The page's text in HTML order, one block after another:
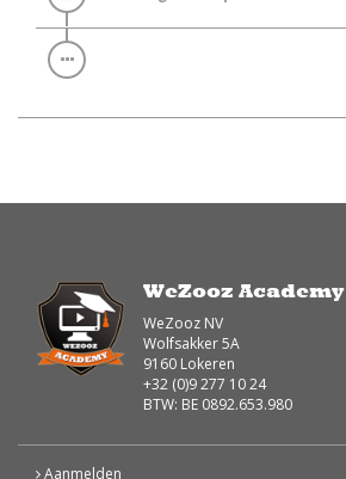
WeZooz Academy
WeZooz NV
Wolfsakker 5A
9160 Lokeren
+32 (0)9 277 10 24
BTW: BE 0892.653.980
Aanmelden